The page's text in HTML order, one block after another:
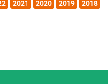
2021 2020 2019
2018